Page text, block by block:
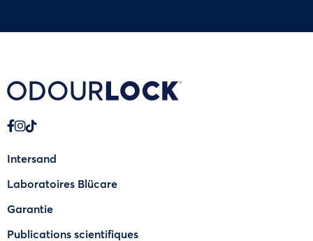
Intersand
Laboratoires Blücare
Garantie
Publications scientifiques